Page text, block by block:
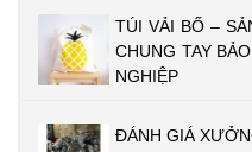
TÚI VẢI BỐ –
CHUNG TAY
NGHIỆP
ĐÁNH GIÁ